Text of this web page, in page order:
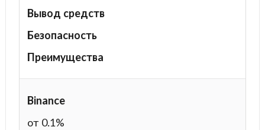
Вывод средств
Безопасность
Преимущества
Binance
от 0.1%